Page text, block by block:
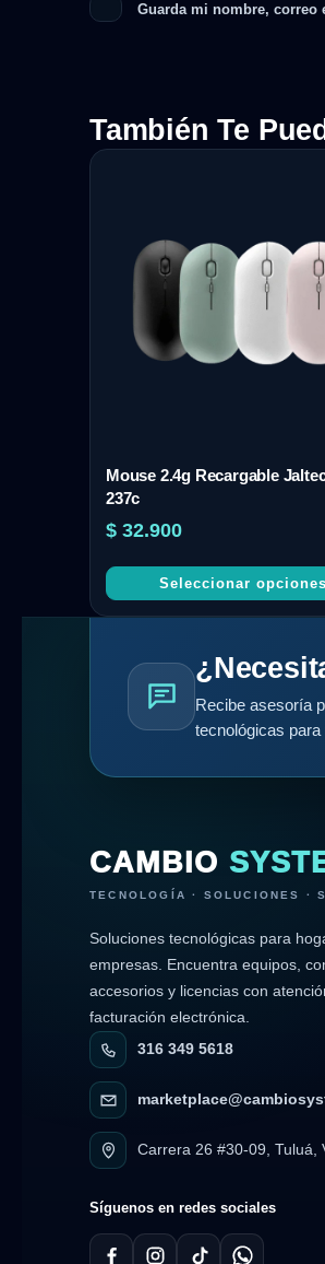
Guarda mi nombre, correo
También Te
Mouse 2.4g Recargable
237c
$ 32.900
Seleccionar opciones
Recibe asesoría
tecnológicas
CAMBIO
TECNOLOGÍA · SOLUCIONES ·
Soluciones tecnológicas para
empresas. Encuentra equipos,
accesorios y licencias con
facturación electrónica.
316 349 5618
Carrera 26 #30-09, Tuluá,
Síguenos en redes sociales